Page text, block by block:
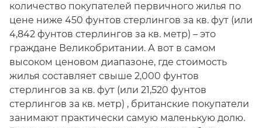
количество покупателей первичного жилья по
цене ниже 450 фунтов стерлингов за кв. фут (или
4,842 фунтов стерлингов за кв. метр) – это
граждане Великобритании. А вот в самом
высоком ценовом диапазоне, где стоимость
жилья составляет свыше 2,000 фунтов
стерлингов за кв. фут (или 21,520 фунтов
стерлингов за кв. метр) , британские покупатели
занимают практически самую маленькую долю.